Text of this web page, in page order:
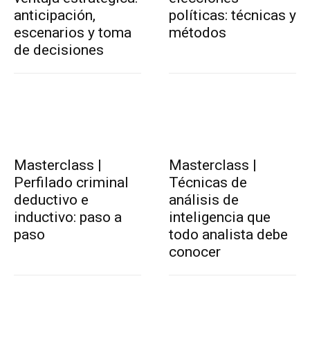
anticipación,
escenarios y toma
de decisiones
políticas: técnicas y
métodos
Masterclass |
Perfilado criminal
deductivo e
inductivo: paso a
paso
Masterclass |
Técnicas de
análisis de
inteligencia que
todo analista debe
conocer